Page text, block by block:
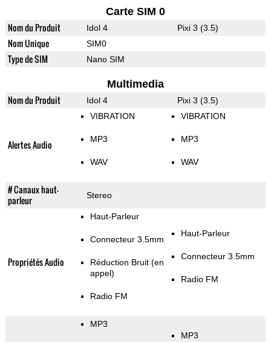
Carte SIM 0
Nom du Produit Idol 4 Pixi 3 (3.5)
Nom Unique SIM0
Type de SIM Nano SIM
Multimedia
Nom du Produit Idol 4 Pixi 3 (3.5)
Alertes Audio
VIBRATION
MP3
WAV
VIBRATION
MP3
WAV
# Canaux haut-
parleur
Stereo
Propriétés Audio
Haut-Parleur
Connecteur 3.5mm
Réduction Bruit (en
appel)
Radio FM
Haut-Parleur
Connecteur 3.5mm
Radio FM
MP3
MP3